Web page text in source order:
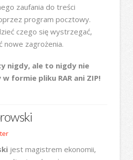
zaufania do treści
program pocztowy.
czego się wystrzegać,
nowe zagrożenia.
nigdy, ale to nigdy nie
formie pliku RAR ani ZIP!
jest magistrem ekonomii,